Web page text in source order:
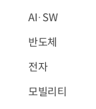
AI·SW
반도체
전자
모빌리티